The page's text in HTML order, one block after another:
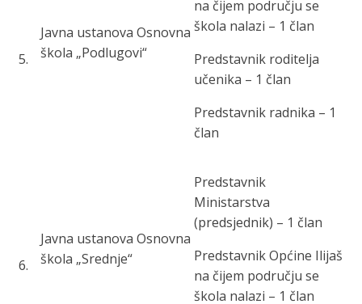
5.
Javna ustanova Osnovna
škola „Podlugovi“
na čijem području se
škola nalazi – 1 član
Predstavnik roditelja
učenika – 1 član
Predstavnik radnika – 1
član
6.
Javna ustanova Osnovna
škola „Srednje“
Predstavnik
Ministarstva
(predsjednik) – 1 član
Predstavnik Općine Ilijaš
na čijem području se
škola nalazi – 1 član